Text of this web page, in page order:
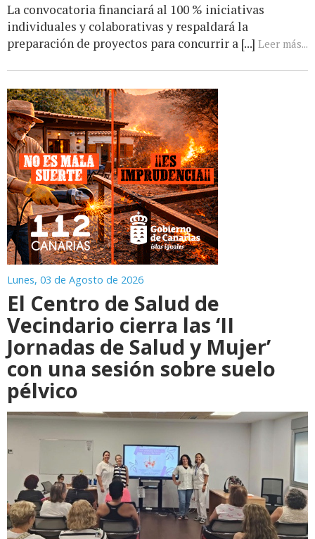
La convocatoria financiará al 100 % iniciativas
individuales y colaborativas y respaldará la
preparación de proyectos para concurrir a [...] Leer más...
Lunes, 03 de Agosto de 2026
El Centro de Salud de
Vecindario cierra las ‘II
Jornadas de Salud y Mujer’
con una sesión sobre suelo
pélvico